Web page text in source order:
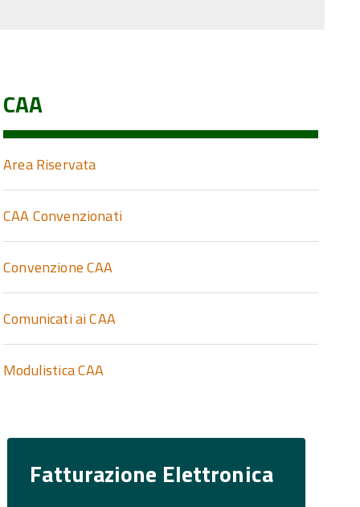
CAA
Area Riservata
CAA Convenzionati
Convenzione CAA
Comunicati ai CAA
Modulistica CAA
Fatturazione Elettronica